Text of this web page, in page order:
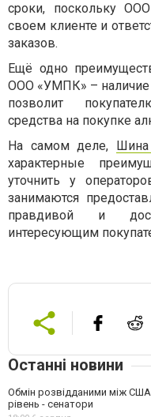
сроки, поскольку
своем клиенте и
заказов.
Ещё одно
ООО «УМПК» – наличие
позволит
средства на покупке
На самом деле,
характерные
уточнить у
занимаются
правдивой и
интересующим
Останні новини
Обмін розвідданими між
рівень - сенатори